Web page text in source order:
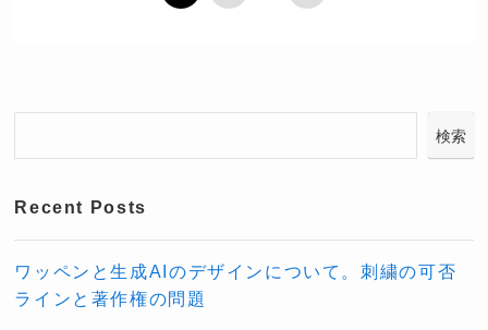
検索
Recent Posts
ワッペンと生成AIのデザインについて。刺繍の可否
ラインと著作権の問題